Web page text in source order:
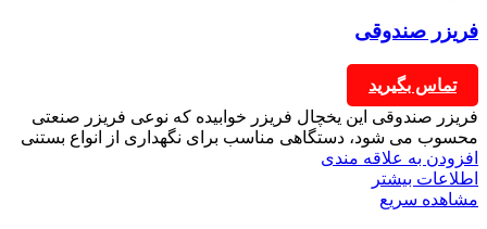
فریزر صندوقی
تماس بگیرید
فریزر صندوقی این یخچال فریزر خوابیده که نوعی فریزر صنعتی
محسوب می شود، دستگاهی مناسب برای نگهداری از انواع بستنی
افزودن به علاقه مندی
اطلاعات بیشتر
مشاهده سریع